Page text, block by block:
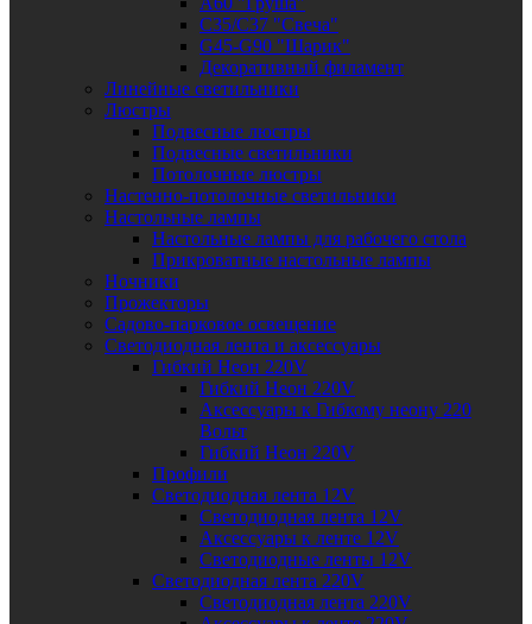
C35/C37 "Свеча"
G45-G90 "Шарик"
Декоративный филамент
Линейные светильники
Люстры
Подвесные люстры
Подвесные светильники
Потолочные люстры
Настенно-потолочные светильники
Настольные лампы
Настольные лампы для рабочего стола
Прикроватные настольные лампы
Ночники
Прожекторы
Садово-парковое освещение
Светодиодная лента и аксессуары
Гибкий Неон 220V
Гибкий Неон 220V
Аксессуары к Гибкому неону 220
Вольт
Гибкий Неон 220V
Профили
Светодиодная лента 12V
Светодиодная лента 12V
Аксессуары к ленте 12V
Светодиодные ленты 12V
Светодиодная лента 220V
Светодиодная лента 220V